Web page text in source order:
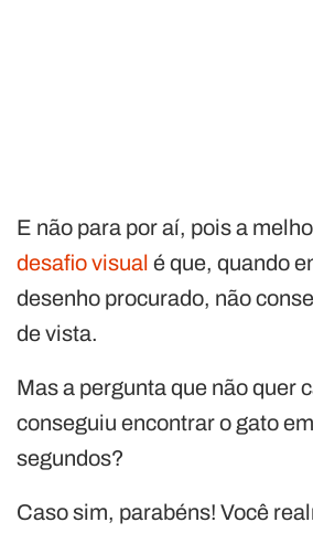
E não para por aí, pois a
desafio visual é que, quando
desenho procurado, não
de vista.
Mas a pergunta que não quer
conseguiu encontrar o gato
segundos?
Caso sim, parabéns! Você